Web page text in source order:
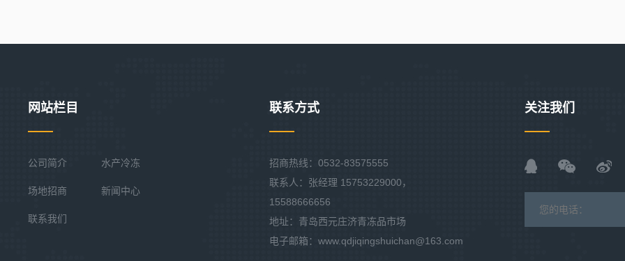
网站栏目
公司简介 水产冷冻
场地招商 新闻中心
联系我们
联系方式
招商热线：0532-83575555
联系人：张经理 15753229000，
15588666656
地址：青岛西元庄济青冻品市场
电子邮箱：www.qdjiqingshuichan@163.com
关注我们